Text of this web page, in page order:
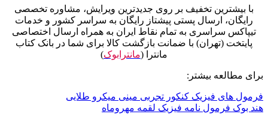
با بیشترین تخفیف بر روی جدیدترین ویرایش، مشاوره تخصصی
رایگان، ارسال پستی پیشتاز رایگان به سراسر کشور و خدمات
تیپاکس سراسری به تمام نقاط ایران به همراه ارسال اختصاصی
پایتخت (تهران) با ضمانت بازگشت کالا برای شما در بانک کتاب
مانترا (مانترابوک)
برای مطالعه بیشتر:
فرمول های فیزیک کنکور تجربی مینی میکرو طلایی
هند بوک فرمول نامه فیزیک لقمه مهروماه